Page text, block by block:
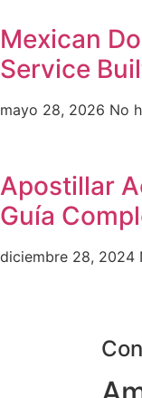
Mexican
Service
mayo 28, 2026 No
Apostillar
Guía
diciembre 28, 2024